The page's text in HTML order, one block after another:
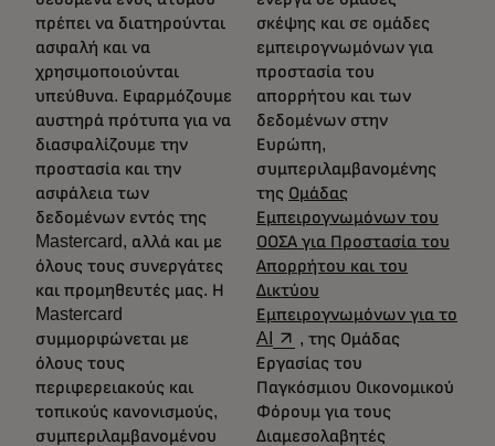
πρέπει να διατηρούνται
ασφαλή και να
χρησιμοποιούνται
υπεύθυνα. Εφαρμόζουμε
αυστηρά πρότυπα για να
διασφαλίζουμε την
προστασία και την
ασφάλεια των
δεδομένων εντός της
Mastercard, αλλά και με
όλους τους συνεργάτες
και προμηθευτές μας. Η
Mastercard
συμμορφώνεται με
όλους τους
περιφερειακούς και
τοπικούς κανονισμούς,
συμπεριλαμβανομένου
σκέψης και σε ομάδες
εμπειρογνωμόνων για
προστασία του
απορρήτου και των
δεδομένων στην
Ευρώπη,
συμπεριλαμβανομένης
της Ομάδας
Εμπειρογνωμόνων του
ΟΟΣΑ για Προστασία του
Απορρήτου και του
Δικτύου
Εμπειρογνωμόνων για το
AI
opens in a new tab
, της Ομάδας
Εργασίας του
Παγκόσμιου Οικονομικού
Φόρουμ για τους
Διαμεσολαβητές